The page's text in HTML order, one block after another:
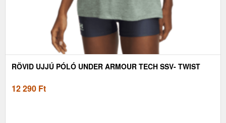
RÖVID UJJÚ PÓLÓ UNDER ARMOUR TECH SSV- TWIST
12 290 Ft